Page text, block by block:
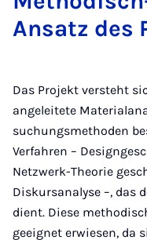
An­satz des
Das Projekt versteht
angeleitete
suchungsmethoden
Verfahren –
Netzwerk-Theorie
Diskursanalyse –, das
dient. Diese
geeignet erwiesen, da